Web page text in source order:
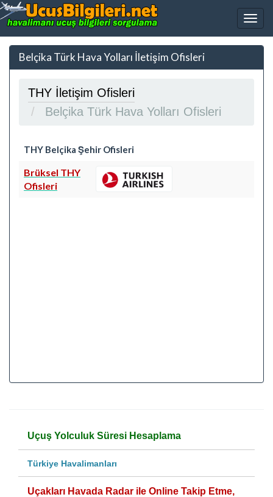
Belçika Türk Hava Yolları İletişim Ofisleri
THY İletişim Ofisleri
Belçika Türk Hava Yolları Ofisleri
THY Belçika Şehir Ofisleri
Brüksel THY
Ofisleri
Uçuş Yolculuk Süresi Hesaplama
Türkiye Havalimanları
Uçakları Havada Radar ile Online Takip Etme,